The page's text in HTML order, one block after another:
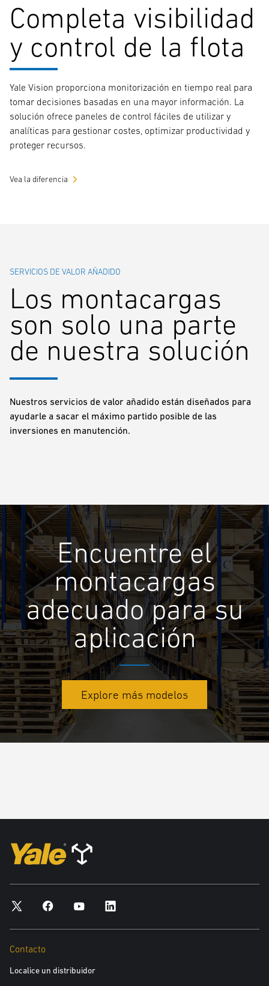
Completa visibilidad
y control de la flota
Yale Vision proporciona monitorización en tiempo real para
tomar decisiones basadas en una mayor información. La
solución ofrece paneles de control fáciles de utilizar y
analíticas para gestionar costes, optimizar productividad y
proteger recursos.
Vea la diferencia
SERVICIOS DE VALOR AÑADIDO
Los montacargas
son solo una parte
de nuestra solución
Nuestros servicios de valor añadido están diseñados para
ayudarle a sacar el máximo partido posible de las
inversiones en manutención.
Encuentre el
montacargas
adecuado para su
aplicación
Explore más modelos
Contacto
Localice un distribuidor